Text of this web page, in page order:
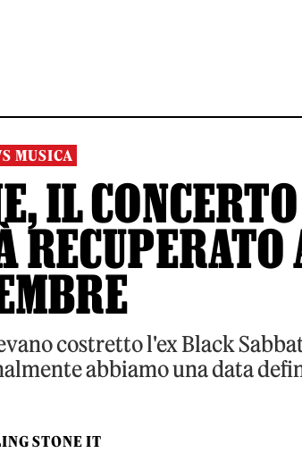
MUSICA
IL
RECUPERATO
costretto l'ex Black
abbiamo una data
STONE IT